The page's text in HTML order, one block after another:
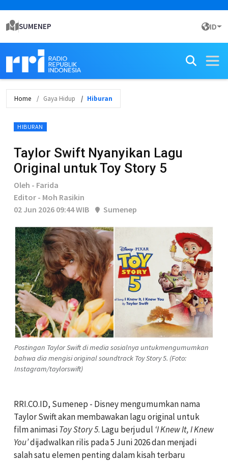
SUMENEP ID
Home Gaya Hidup Hiburan
HIBURAN
Taylor Swift Nyanyikan Lagu
Original untuk Toy Story 5
Oleh - Farida
Editor - Moh Rasikin
02 Jun 2026 09:44 WIB
Sumenep
Postingan Taylor Swift di media sosialnya untukmengumumkan
bahwa dia mengisi original soundtrack Toy Story 5. (Foto:
Instagram/taylorswift)
RRI.CO.ID, Sumenep - Disney mengumumkan nama
Taylor Swift akan membawakan lagu original untuk
film animasiToy Story 5. Lagu berjudul ‘I Knew It, I Knew
You’dijadwalkan rilis pada 5 Juni 2026 dan menjadi
salah satu elemen penting dalam kisah terbaru